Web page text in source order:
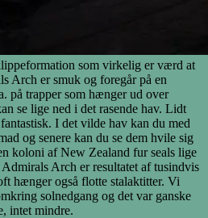
som virkelig er værd at
Arch er smuk og foregår på en
på trapper som hænger ud over
se lige ned i det rasende hav. Lidt
I det vilde hav kan du med
og senere kan du se dem hvile sig
koloni af New Zealand fur seals lige
Arch er resultatet af tusindvis
hænger også flotte stalaktitter. Vi
solnedgang og det var ganske
intet mindre.